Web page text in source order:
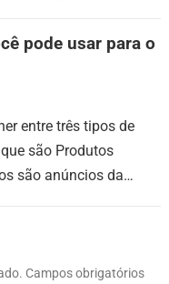
pode usar para o
entre três tipos de
são Produtos
são anúncios da
Campos obrigatórios